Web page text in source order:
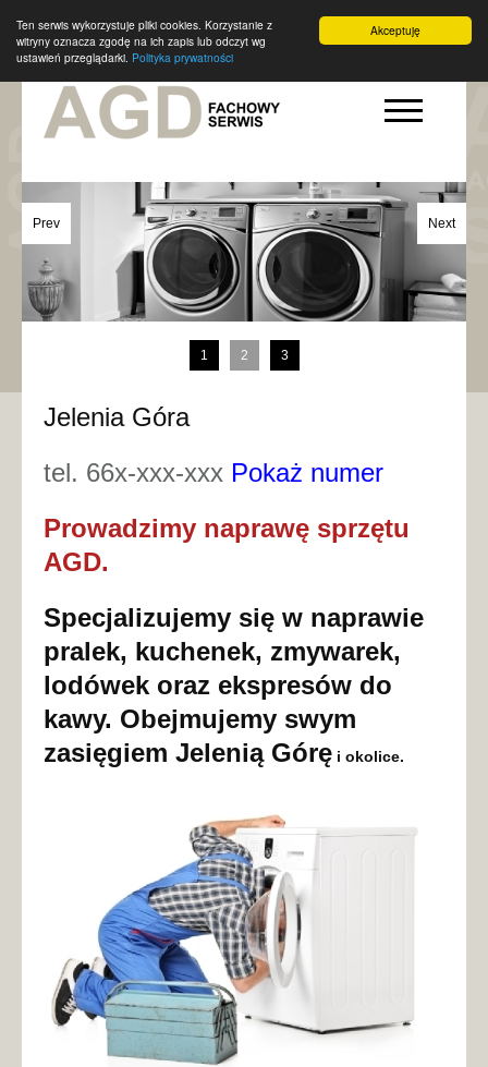
Akceptuję
Ten serwis wykorzystuje pliki cookies. Korzystanie z
witryny oznacza zgodę na ich zapis lub odczyt wg
ustawień przeglądarki. Polityka prywatności
Prev Next
1 2 3
Jelenia Góra
tel. 66x-xxx-xxx Pokaż numer
Prowadzimy naprawę sprzętu
AGD.
Specjalizujemy się w naprawie
pralek, kuchenek, zmywarek,
lodówek oraz ekspresów do
kawy. Obejmujemy swym
zasięgiem Jelenią Górę i okolice.